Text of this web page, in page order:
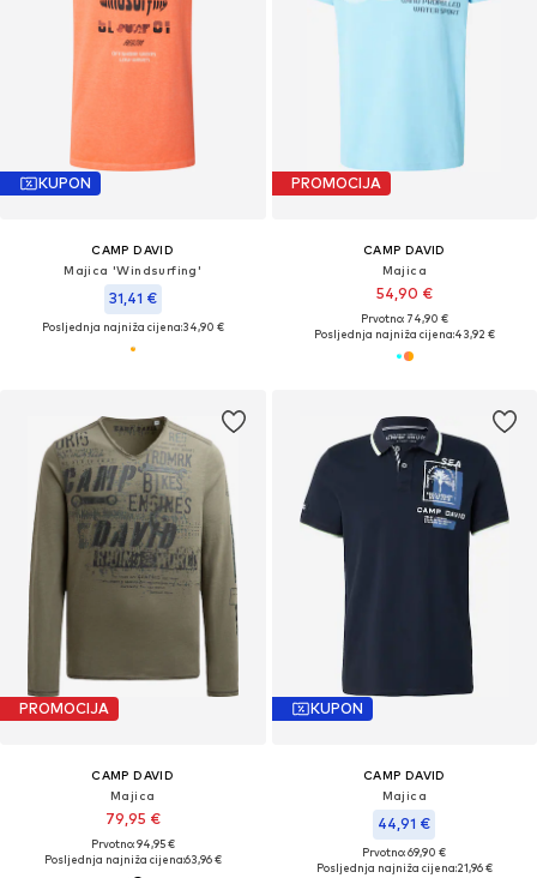
KUPON
CAMP DAVID
Majica 'Windsurfing'
31,41 €
Posljednja najniža cijena:34,90 €
PROMOCIJA
CAMP DAVID
Majica
54,90 €
Prvotno: 74,90 €
Posljednja najniža cijena:43,92 €
PROMOCIJA
CAMP DAVID
Majica
79,95 €
Prvotno: 94,95 €
Posljednja najniža cijena:63,96 €
KUPON
CAMP DAVID
Majica
44,91 €
Prvotno: 69,90 €
Posljednja najniža cijena:21,96 €